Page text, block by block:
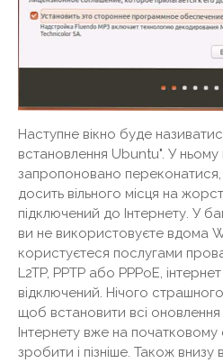
Наступне вікно буде
встановлення Ubuntu". У
запропоновано
досить вільного місця на
підключений до Інтернету. У
ви не використовуєте вдома
користуєтеся послугами
L2TP, PPTP або PPPoE,
відключений. Нічого
щоб встановити всі
Інтернету вже на
зробити і пізніше. Також